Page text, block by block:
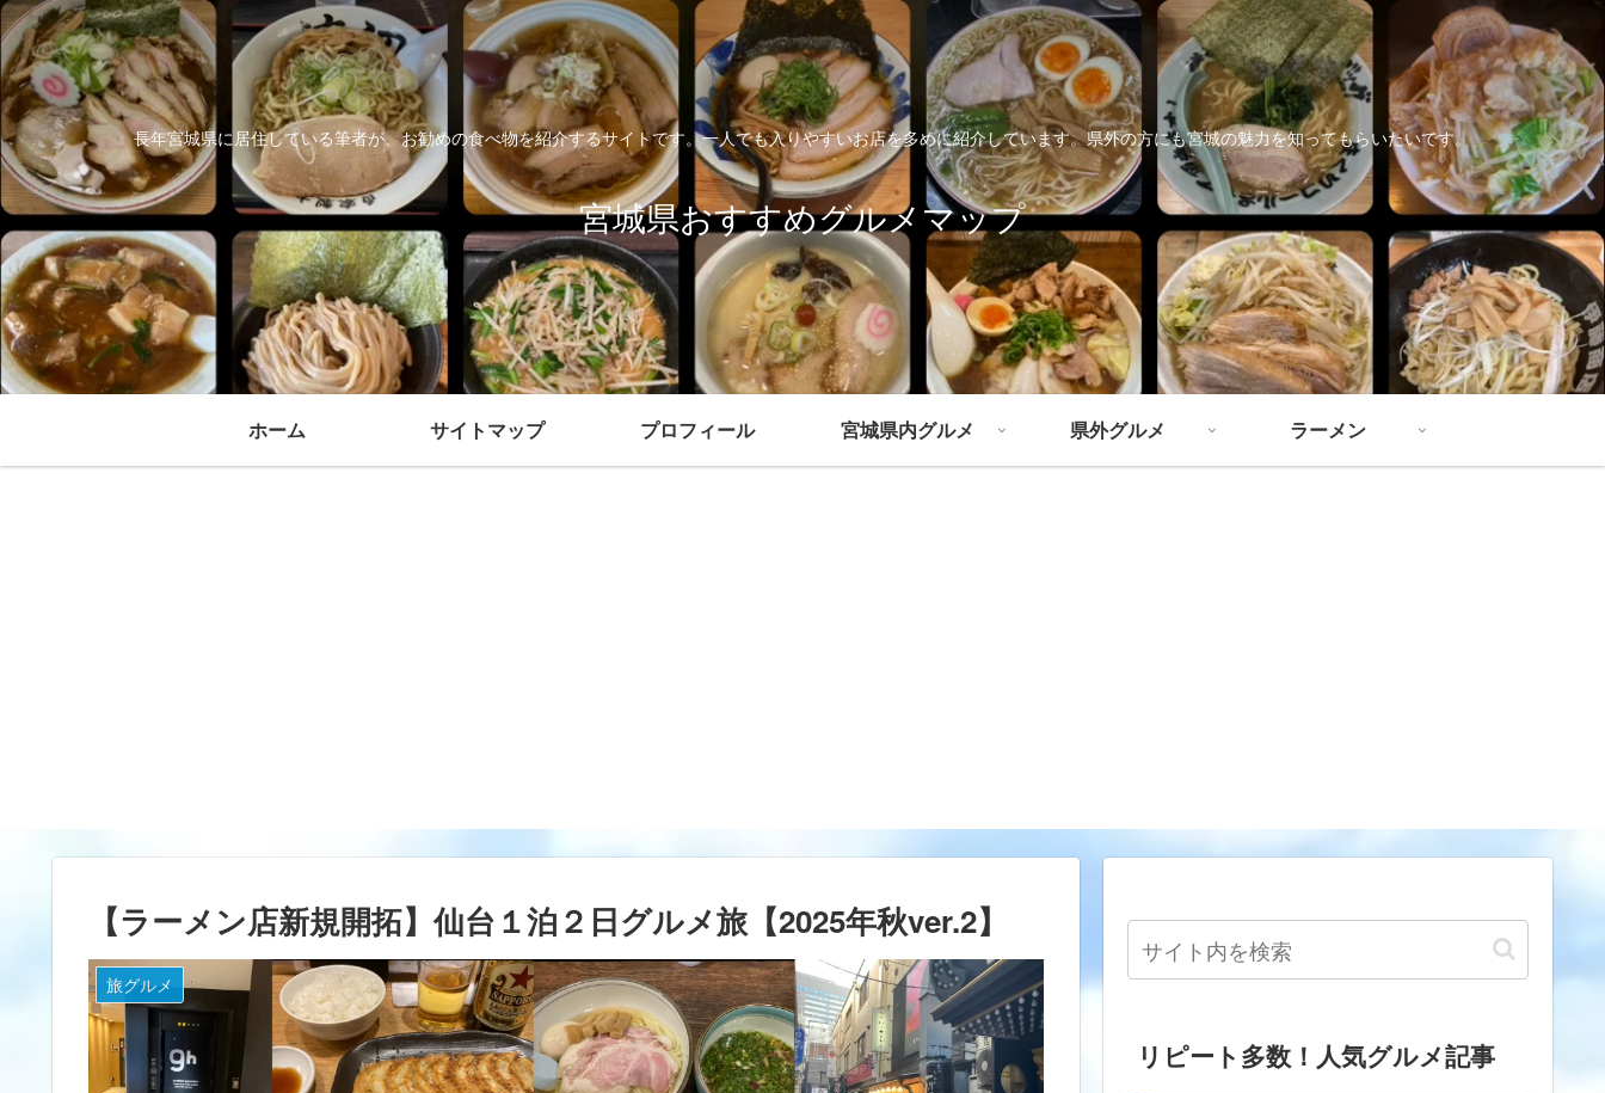
長年宮城県に居住している筆者が、お勧めの食べ物を紹介するサイトです。一人でも入りやすいお店を多めに紹介しています。県外の方にも宮城の魅力を知ってもらいたいです。
宮城県おすすめグルメマップ
ホーム サイトマップ プロフィール 宮城県内グルメ 県外グルメ ラーメン
【ラーメン店新規開拓】仙台１泊２日グルメ旅【2025年秋ver.2】
旅グルメ
リピート多数！人気グルメ記事